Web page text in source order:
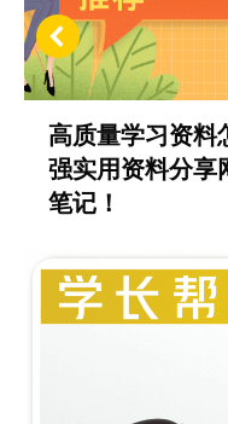
高质量学习资料
强实用资料分享
笔记！